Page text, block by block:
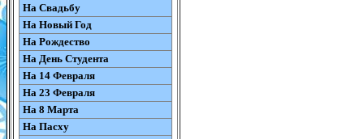
На Свадьбу
На Новый Год
На Рождество
На День Студента
На 14 Февраля
На 23 Февраля
На 8 Марта
На Пасху